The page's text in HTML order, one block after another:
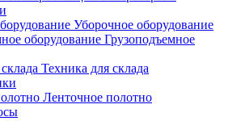
Уборочное оборудование
Грузоподъемное
Техника для склада
Ленточное полотно